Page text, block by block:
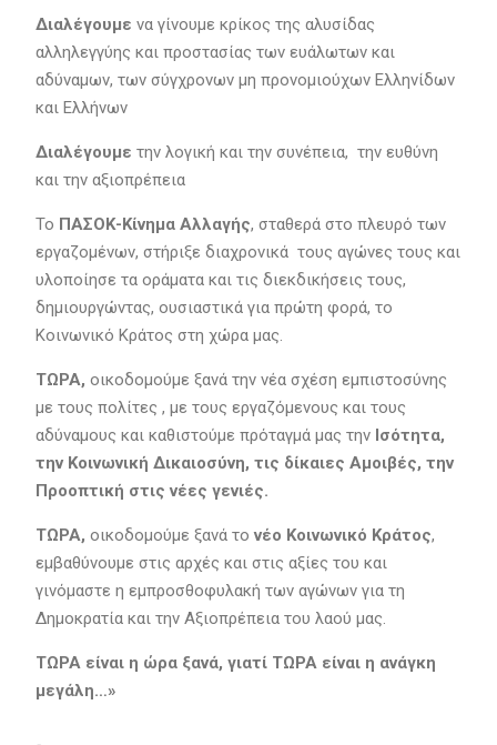
Διαλέγουμε να γίνουμε κρίκος της αλυσίδας
αλληλεγγύης και προστασίας των ευάλωτων και
αδύναμων, των σύγχρονων μη προνομιούχων Ελληνίδων
και Ελλήνων
Διαλέγουμε την λογική και την συνέπεια, την ευθύνη
και την αξιοπρέπεια
Το ΠΑΣΟΚ-Κίνημα Αλλαγής, σταθερά στο πλευρό των
εργαζομένων, στήριξε διαχρονικά τους αγώνες τους και
υλοποίησε τα οράματα και τις διεκδικήσεις τους,
δημιουργώντας, ουσιαστικά για πρώτη φορά, το
Κοινωνικό Κράτος στη χώρα μας.
ΤΩΡΑ, οικοδομούμε ξανά την νέα σχέση εμπιστοσύνης
με τους πολίτες , με τους εργαζόμενους και τους
αδύναμους και καθιστούμε πρόταγμά μας την Ισότητα,
την Κοινωνική Δικαιοσύνη, τις δίκαιες Αμοιβές, την
Προοπτική στις νέες γενιές.
ΤΩΡΑ, οικοδομούμε ξανά τονέο Κοινωνικό Κράτος,
εμβαθύνουμε στις αρχές και στις αξίες του και
γινόμαστε η εμπροσθοφυλακή των αγώνων για τη
Δημοκρατία και την Αξιοπρέπεια του λαού μας.
ΤΩΡΑ είναι η ώρα ξανά, γιατί ΤΩΡΑ είναι η ανάγκη
μεγάλη…»